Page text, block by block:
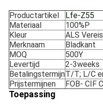
Productartikel
Lfe-Z55
Materiaal
100%P
Kleur
ALS
Merknaam
Bladkant
MOQ
500Y
Levertijd
2-3weeks
BetalingstermijnT/T; L/C
Prijstermijnen
FOB- CIF
Toepassing